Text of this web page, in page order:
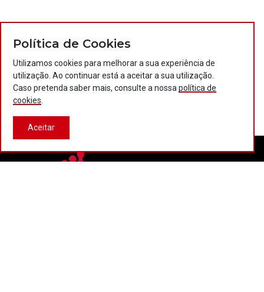
Política de Cookies
Utilizamos cookies para melhorar a sua experiência de
utilização. Ao continuar está a aceitar a sua utilização.
Caso pretenda saber mais, consulte a nossa política de
cookies
Aceitar